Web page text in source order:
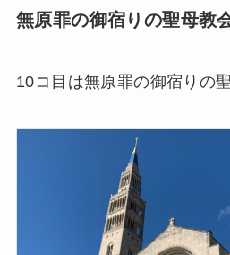
無原罪の御宿りの聖母教
10コ目は無原罪の御宿りの